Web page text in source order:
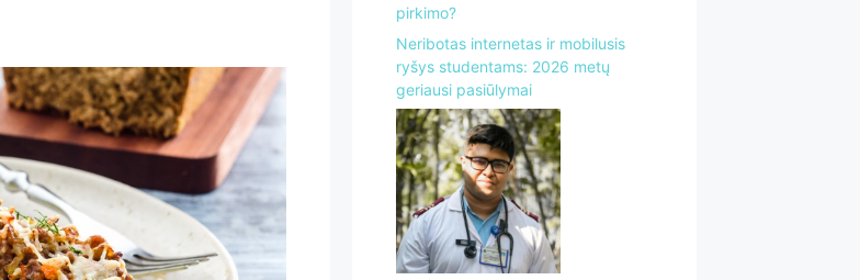
pirkimo?
Neribotas internetas ir mobilusis
ryšys studentams: 2026 metų
geriausi pasiūlymai